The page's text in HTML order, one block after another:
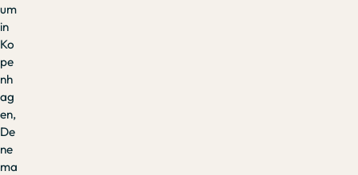
um
in
Ko
pe
nh
ag
en,
De
ne
ma